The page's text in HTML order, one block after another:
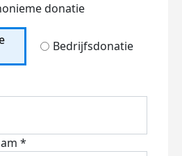
donatie
Bedrijfsdonatie
*